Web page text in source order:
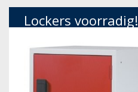
Lockers voorradig!